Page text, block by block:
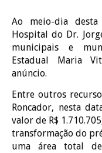
Ao meio-dia
Hospital do Dr.
municipais e
Estadual Maria
anúncio.
Entre outros
Roncador, nesta
valor de R$
transformação do
uma área total